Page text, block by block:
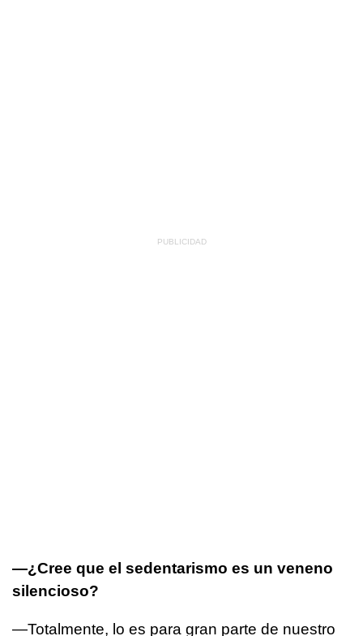
—¿Cree que el sedentarismo es un veneno
silencioso?
—Totalmente, lo es para gran parte de nuestro